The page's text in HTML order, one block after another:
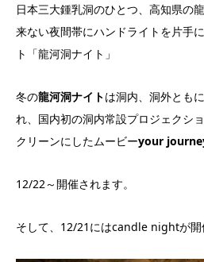
日本三大鍾乳洞のひとつ、高知県の
来ない夜間帯にハンドライトを片手
ト「龍河洞ナイト」
冬の龍河洞ナイトは洞内、洞外とも
れ、国内初の洞内常設プロジェクシ
クリーンにしたムービーyour
12/22～開催されます。
そして、12/21にはcandle nightが開